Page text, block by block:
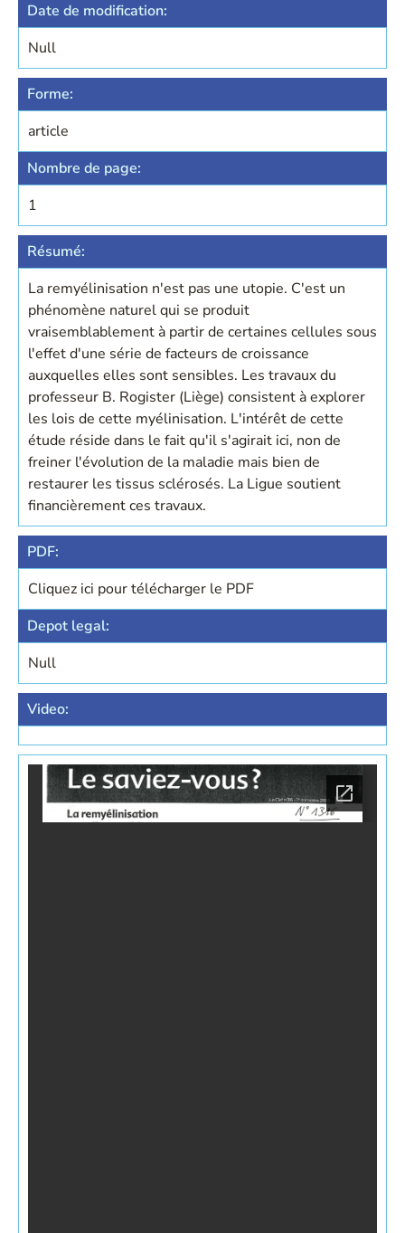
Date de modification:
Null
Forme:
article
Nombre de page:
1
Résumé:
La remyélinisation n'est pas une utopie. C'est un
phénomène naturel qui se produit
vraisemblablement à partir de certaines cellules sous
l'effet d'une série de facteurs de croissance
auxquelles elles sont sensibles. Les travaux du
professeur B. Rogister (Liège) consistent à explorer
les lois de cette myélinisation. L'intérêt de cette
étude réside dans le fait qu'il s'agirait ici, non de
freiner l'évolution de la maladie mais bien de
restaurer les tissus sclérosés. La Ligue soutient
financièrement ces travaux.
PDF:
Cliquez ici pour télécharger le PDF
Depot legal:
Null
Video: